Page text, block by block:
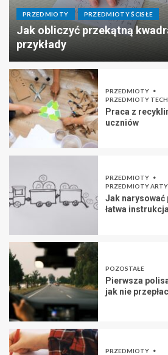
PRZEDMIOTY PRZEDMIOTY ŚCISŁE
Jak obliczyć przekątną
przykłady
PRZEDMIOTY
PRZEDMIOTY
Praca z
uczniów
PRZEDMIOTY
PRZEDMIOTY
Jak narysować
łatwa
POZOSTAŁE
Pierwsza
jak nie
PRZEDMIOTY